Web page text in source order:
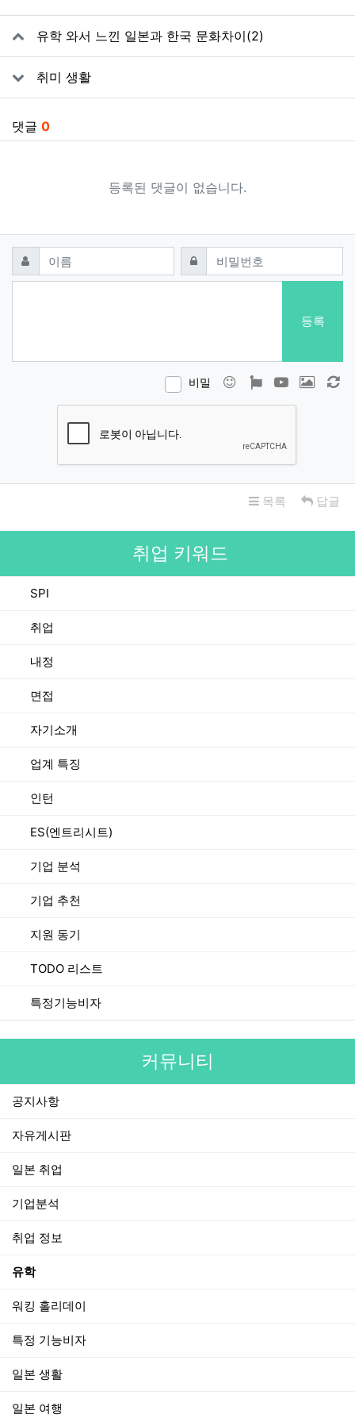
관련자료유학 와서 느낀 일본과 한국 문화차이(2)
취미 생활
댓글 0
등록된 댓글이 없습니다.
댓글쓰기
이름 필수 비밀번호필수
등록
비밀 이모티콘폰트어썸
동영상 이미지
목록 답글
취업 키워드
SPI
취업
내정
면접
자기소개
업계 특징
인턴
ES(엔트리시트)
기업 분석
기업 추천
지원 동기
TODO 리스트
특정기능비자
커뮤니티
공지사항
자유게시판
일본 취업
기업분석
취업 정보
유학
워킹 홀리데이
특정 기능비자
일본 생활
일본 여행